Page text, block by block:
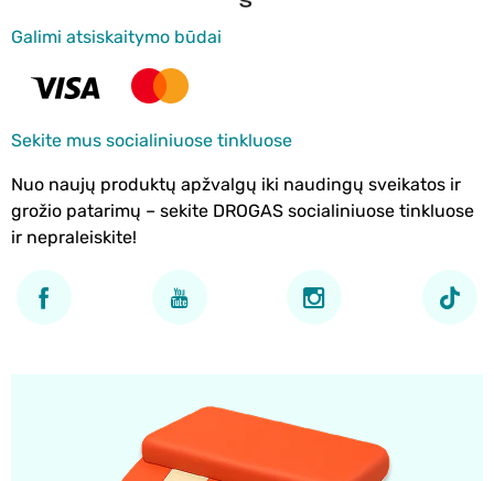
Galimi atsiskaitymo būdai
Sekite mus socialiniuose tinkluose
Nuo naujų produktų apžvalgų iki naudingų sveikatos ir
grožio patarimų – sekite DROGAS socialiniuose tinkluose
ir nepraleiskite!